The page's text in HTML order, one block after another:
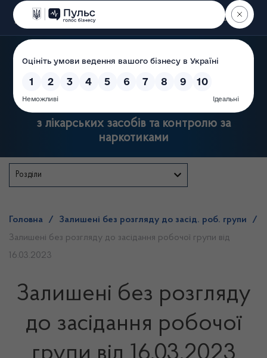
Пошук
Державна служба України
з лікарських засобів та контролю за
наркотиками
Розділи
Головна / Залишені без розгляду до засід. роб. групи
/
Залишені без розгляду до засідання робочої групи від
16.03.2023
Залишені без розгляду
до засідання робочої